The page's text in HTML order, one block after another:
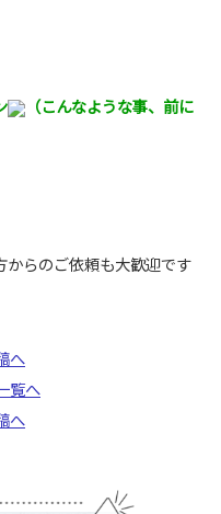
（こんなような事、前に
からのご依頼も大歓迎です
へ
覧へ
へ